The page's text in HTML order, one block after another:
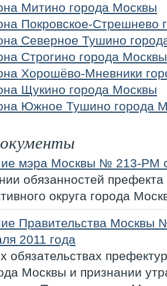
Митино города Москвы
Покровское-Стрешнево
Северное Тушино
Строгино города Москвы
Хорошёво-Мневники
Щукино города Москвы
Южное Тушино города
мэра Москвы № 213-РМ
обязанностей
округа города
Правительства Москвы
2011 года
обязательствах
Москвы и признании